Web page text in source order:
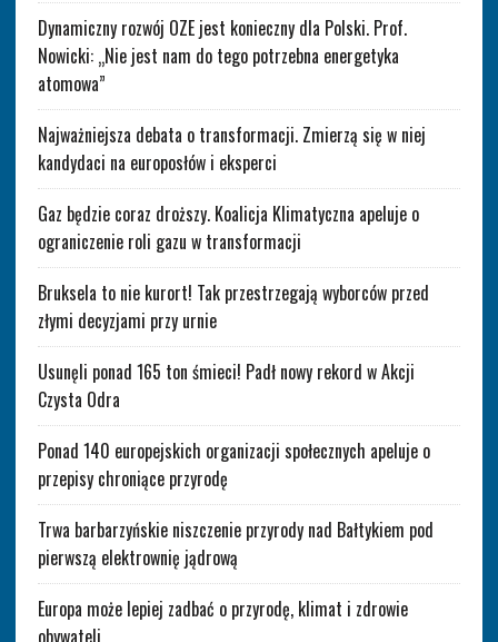
Dynamiczny rozwój OZE jest konieczny dla Polski. Prof.
Nowicki: „Nie jest nam do tego potrzebna energetyka
atomowa”
Najważniejsza debata o transformacji. Zmierzą się w niej
kandydaci na europosłów i eksperci
Gaz będzie coraz droższy. Koalicja Klimatyczna apeluje o
ograniczenie roli gazu w transformacji
Bruksela to nie kurort! Tak przestrzegają wyborców przed
złymi decyzjami przy urnie
Usunęli ponad 165 ton śmieci! Padł nowy rekord w Akcji
Czysta Odra
Ponad 140 europejskich organizacji społecznych apeluje o
przepisy chroniące przyrodę
Trwa barbarzyńskie niszczenie przyrody nad Bałtykiem pod
pierwszą elektrownię jądrową
Europa może lepiej zadbać o przyrodę, klimat i zdrowie